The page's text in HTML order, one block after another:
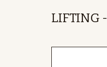
LIFTING